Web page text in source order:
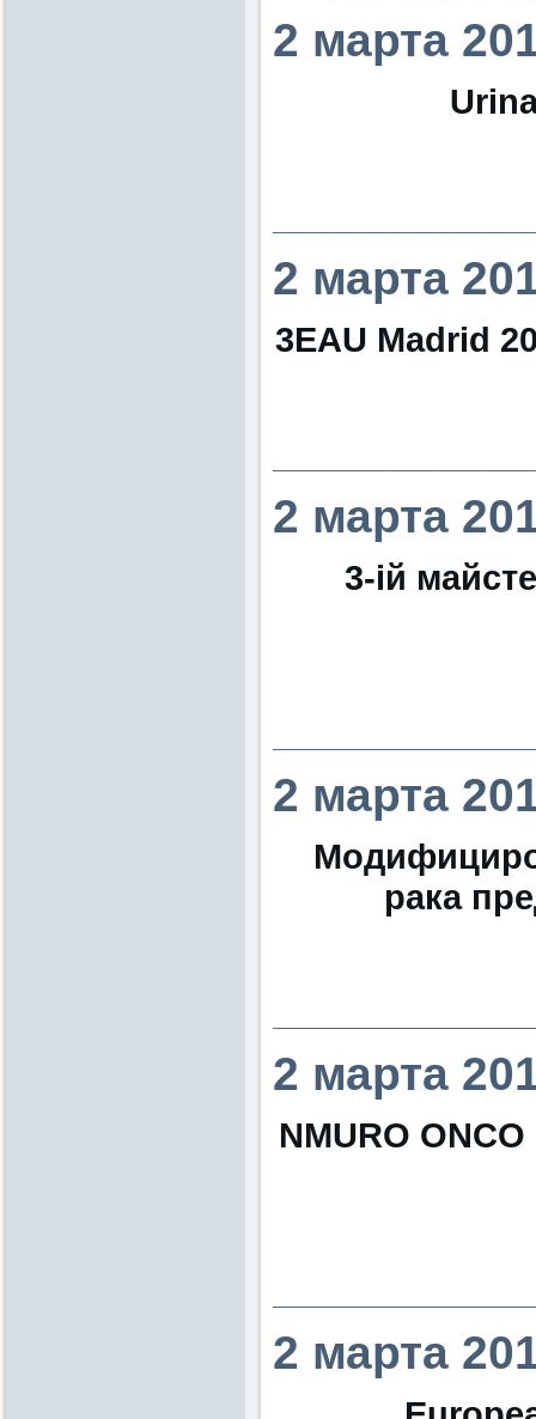
2 марта
2 марта
3EAU Madrid
2 марта
3-ій
2 марта
рака
2 марта
NМURO
2 марта